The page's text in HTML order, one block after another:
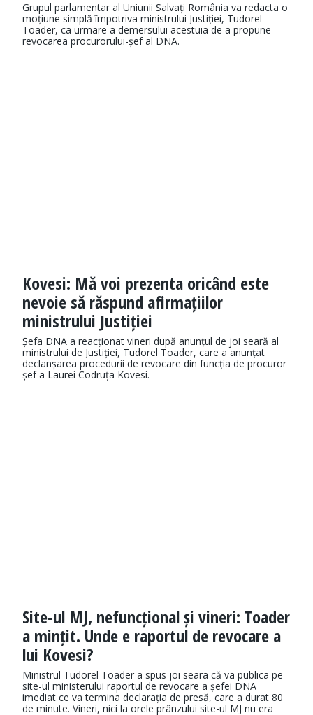
Grupul parlamentar al Uniunii Salvați România va redacta o
moțiune simplă împotriva ministrului Justiției, Tudorel
Toader, ca urmare a demersului acestuia de a propune
revocarea procurorului-șef al DNA.
Kovesi: Mă voi prezenta oricând este
nevoie să răspund afirmațiilor
ministrului Justiției
Șefa DNA a reacționat vineri după anunțul de joi seară al
ministrului de Justiției, Tudorel Toader, care a anunțat
declanșarea procedurii de revocare din funcția de procuror
șef a Laurei Codruța Kovesi.
Site-ul MJ, nefuncțional și vineri: Toader
a mințit. Unde e raportul de revocare a
lui Kovesi?
Ministrul Tudorel Toader a spus joi seara că va publica pe
site-ul ministerului raportul de revocare a șefei DNA
imediat ce va termina declarația de presă, care a durat 80
de minute. Vineri, nici la orele prânzului site-ul MJ nu era